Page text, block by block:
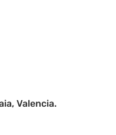
Valencia.